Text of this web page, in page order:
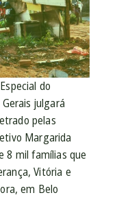
do
julgará
pelas
Margarida
8 mil famílias que
Vitória e
em Belo